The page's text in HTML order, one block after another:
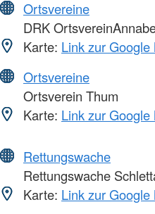
Ortsvereine
DRK
Karte: Link zur
Ortsvereine
Ortsverein Thum
Karte: Link zur
Rettungswache
Rettungswache
Karte: Link zur